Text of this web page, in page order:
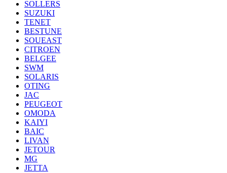
SOLLERS
SUZUKI
TENET
BESTUNE
SOUEAST
CITROEN
BELGEE
SWM
SOLARIS
OTING
JAC
PEUGEOT
OMODA
KAIYI
BAIC
LIVAN
JETOUR
MG
JETTA